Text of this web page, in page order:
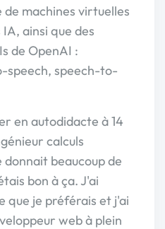
machines virtuelles
ainsi que des
de OpenAI :
speech-to-
en autodidacte à 14
calculs
beaucoup de
bon à ça. J'ai
que je préférais et j'ai
web à plein